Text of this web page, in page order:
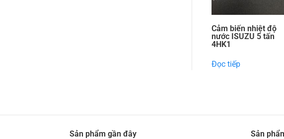
Cảm biến nhiệt độ
nước ISUZU 5 tấn
4HK1
Đọc tiếp
Sản phẩm gần đây Sản